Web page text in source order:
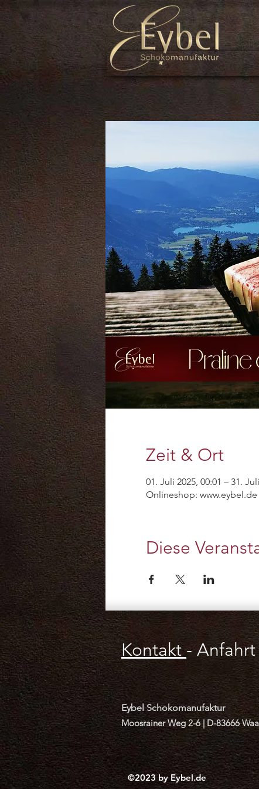
Zeit & Ort
01. Juli 2025, 00:01 – 31.
Onlineshop: www.eybel.de
Diese
Kontakt -Anfahrt
Eybel Schokomanufaktur
Moosrainer Weg 2-6 | D-83666
©2023 by Eybel.de